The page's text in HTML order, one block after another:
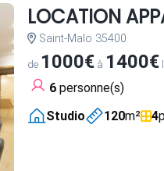
LOCATION
Saint-Malo 35400
de 1000€à 1400€
6personne(s)
Studio
120m² 4